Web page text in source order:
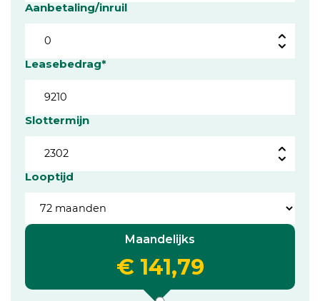
Aanbetaling/inruil
Leasebedrag*
Slottermijn
Looptijd
Maandelijks
€ 141,79